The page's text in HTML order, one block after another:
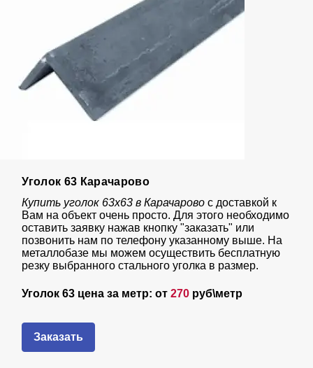
Уголок 63 Карачарово
Купить уголок 63х63 в Карачаровос доставкой к
Вам на объект очень просто. Для этого необходимо
оставить заявку нажав кнопку "заказать" или
позвонить нам по телефону указанному выше. На
металлобазе мы можем осуществить бесплатную
резку выбранного стального уголка в размер.
Уголок 63 цена за метр: от 270 руб\метр
Заказать